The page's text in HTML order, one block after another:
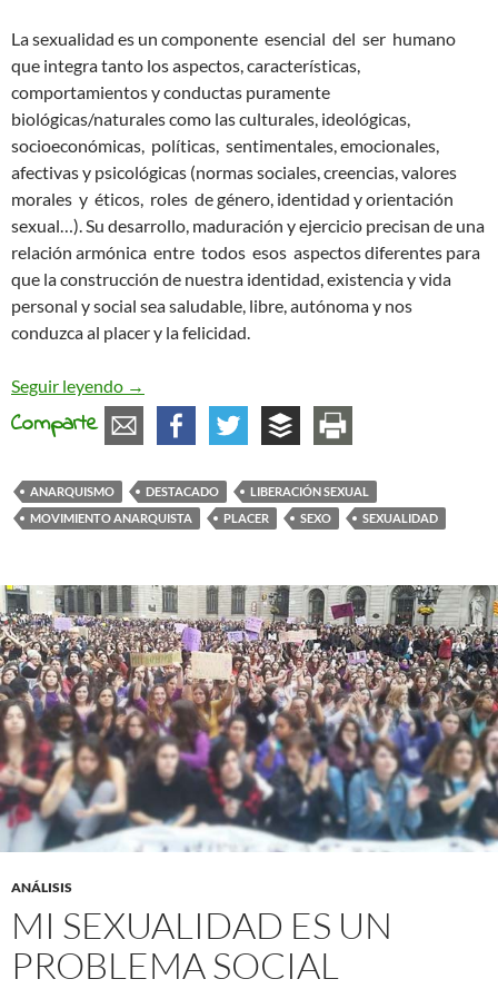
La sexualidad es un componente esencial del ser humano
que integra tanto los aspectos, características,
comportamientos y conductas puramente
biológicas/naturales como las culturales, ideológicas,
socioeconómicas, políticas, sentimentales, emocionales,
afectivas y psicológicas (normas sociales, creencias, valores
morales y éticos, roles de género, identidad y orientación
sexual…). Su desarrollo, maduración y ejercicio precisan de una
relación armónica entre todos esos aspectos diferentes para
que la construcción de nuestra identidad, existencia y vida
personal y social sea saludable, libre, autónoma y nos
conduzca al placer y la felicidad.
Seguir leyendo Sexualidad y Anarquismo
→
Comparte
ANARQUISMO DESTACADO
LIBERACIÓN SEXUAL
MOVIMIENTO ANARQUISTA
PLACER SEXO SEXUALIDAD
ANÁLISIS
MI SEXUALIDAD ES UN
PROBLEMA SOCIAL